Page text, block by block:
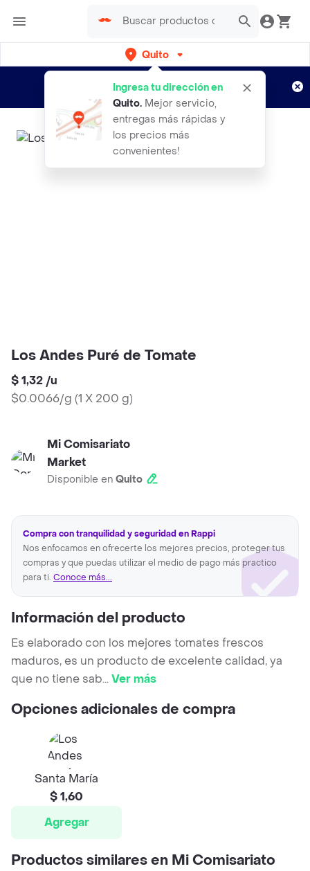
Quito
Ingresa tu dirección en
Quito. Mejor servicio,
entregas más rápidas y
los precios más
convenientes!
envíos gratis por semanas
Aplican TyC
Los Andes Puré de Tomate
$ 1,32 /u
$0.0066/g (1 X 200 g)
Mi Comisariato
Market
Disponible en Quito
Compra con tranquilidad y seguridad en Rappi
Nos enfocamos en ofrecerte los mejores precios, proteger tus
compras y que puedas utilizar el medio de pago más practico
para ti. Conoce más...
Información del producto
Es elaborado con los mejores tomates frescos
maduros, es un producto de excelente calidad, ya
que no tiene sab...Ver más
Opciones adicionales de compra
Santa María
$ 1,60
Agregar
Productos similares en Mi Comisariato